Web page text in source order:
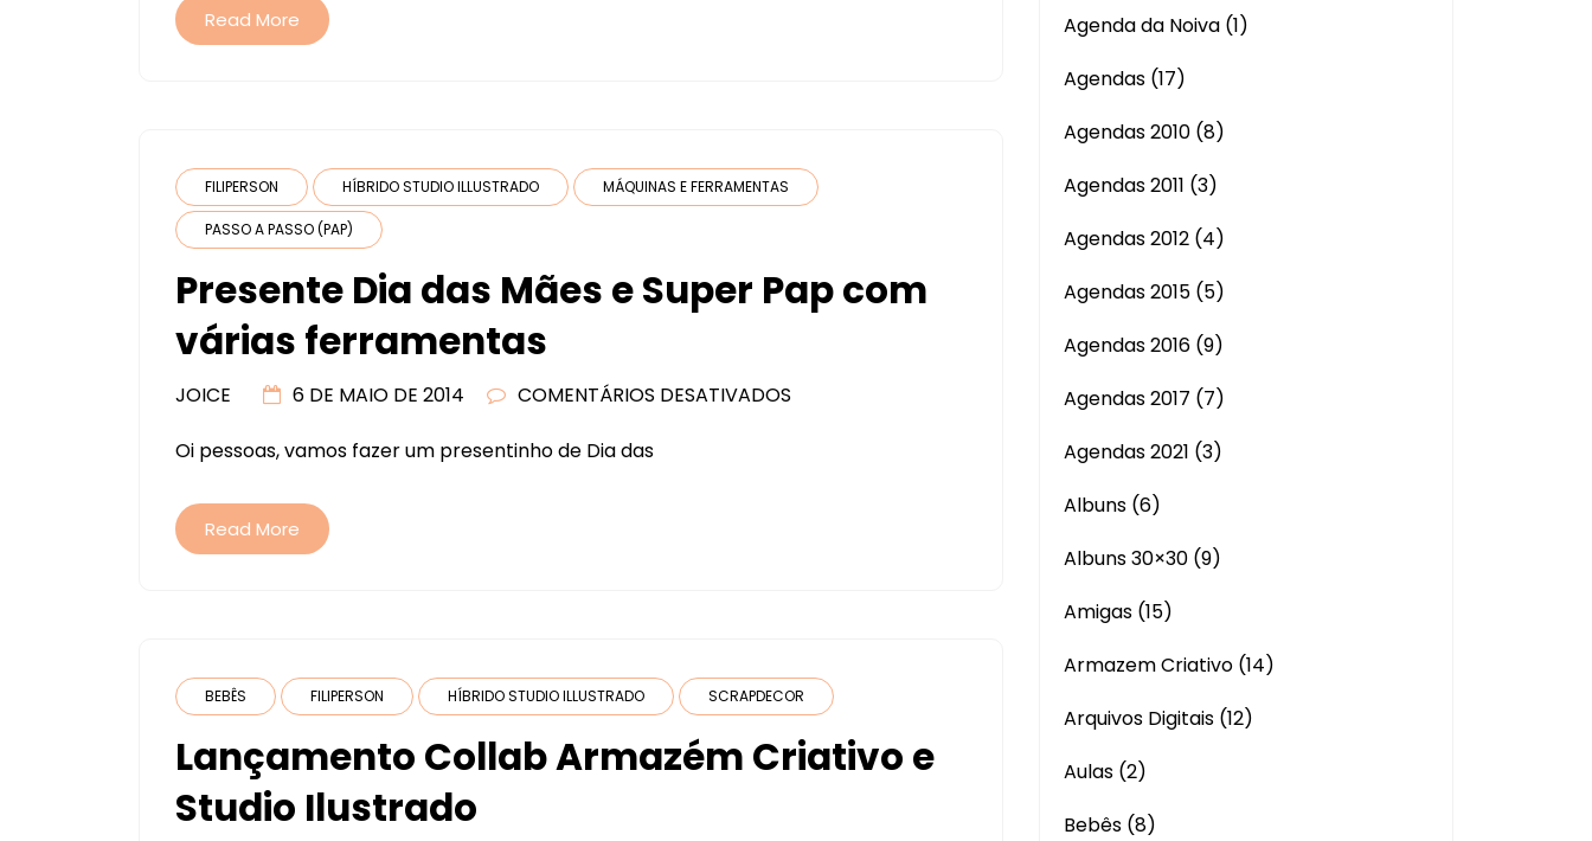
Read More
FILIPERSON HÍBRIDO STUDIO ILLUSTRADO MÁQUINAS E FERRAMENTAS
PASSO A PASSO (PAP)
Presente Dia das Mães e Super Pap com
várias ferramentas
JOICE 6 DE MAIO DE 2014 COMENTÁRIOS DESATIVADOS
VÁRIAS
Oi pessoas, vamos fazer um presentinho de Dia das
Read More
BEBÊS FILIPERSON HÍBRIDO STUDIO ILLUSTRADO SCRAPDECOR
Lançamento Collab Armazém Criativo e
Studio Ilustrado
Agenda da Noiva (1)
Agendas (17)
Agendas 2010 (8)
Agendas 2011 (3)
Agendas 2012 (4)
Agendas 2015 (5)
Agendas 2016 (9)
Agendas 2017 (7)
Agendas 2021 (3)
Albuns (6)
Albuns 30×30 (9)
Amigas (15)
Armazem Criativo (14)
Arquivos Digitais (12)
Aulas (2)
Bebês (8)